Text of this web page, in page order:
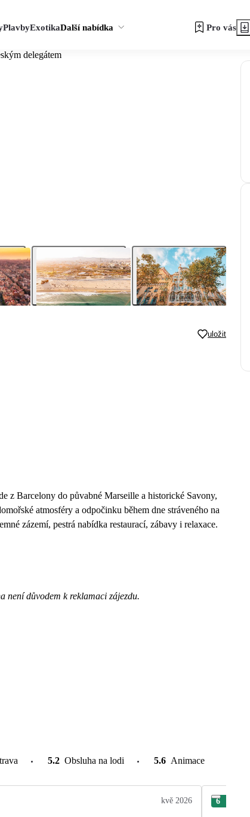
PlavbyExotikaDalší nabídka Pro vás
delegátem
uložit
z Barcelony do půvabné Marseille a historické Savony,
atmosféry a odpočinku během dne stráveného na
zázemí, pestrá nabídka restaurací, zábavy i relaxace.
není důvodem k reklamaci zájezdu.
5.2 Obsluha na lodi 5.6 Animace
kvě 2026 6